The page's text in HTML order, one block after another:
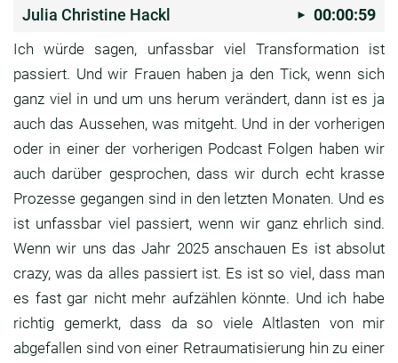
Julia Christine Hackl 00:00:59
Ich würde sagen, unfassbar viel Transformation ist
passiert. Und wir Frauen haben ja den Tick, wenn sich
ganz viel in und um uns herum verändert, dann ist es ja
auch das Aussehen, was mitgeht. Und in der vorherigen
oder in einer der vorherigen Podcast Folgen haben wir
auch darüber gesprochen, dass wir durch echt krasse
Prozesse gegangen sind in den letzten Monaten. Und es
ist unfassbar viel passiert, wenn wir ganz ehrlich sind.
Wenn wir uns das Jahr 2025 anschauen Es ist absolut
crazy, was da alles passiert ist. Es ist so viel, dass man
es fast gar nicht mehr aufzählen könnte. Und ich habe
richtig gemerkt, dass da so viele Altlasten von mir
abgefallen sind von einer Retraumatisierung hin zu einer